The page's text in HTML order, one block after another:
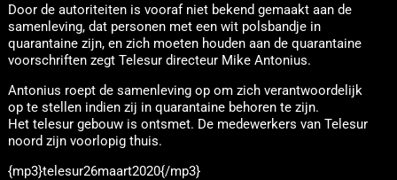
Door de autoriteiten is vooraf niet bekend gemaakt aan de
samenleving, dat personen met een wit polsbandje in
quarantaine zijn, en zich moeten houden aan de quarantaine
voorschriften zegt Telesur directeur Mike Antonius.
Antonius roept de samenleving op om zich verantwoordelijk
op te stellen indien zij in quarantaine behoren te zijn.
Het telesur gebouw is ontsmet. De medewerkers van Telesur
noord zijn voorlopig thuis.
{mp3}telesur26maart2020{/mp3}